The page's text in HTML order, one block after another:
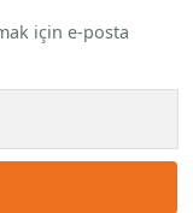
için e-posta